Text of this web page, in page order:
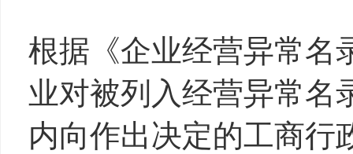
根据《企业经营异常名
业对被列入经营异常名
内向作出决定的工商行